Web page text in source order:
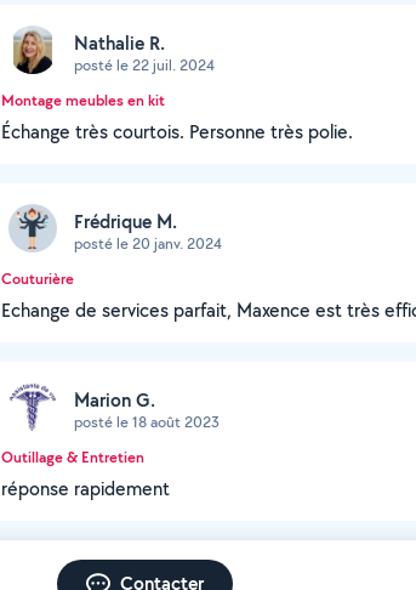
Nathalie R.
posté le 22 juil. 2024
Montage meubles en kit
Échange très courtois. Personne très polie.
Frédrique M.
posté le 20 janv. 2024
Couturière
Echange de services parfait, Maxence est très
Marion G.
posté le 18 août 2023
Outillage & Entretien
réponse rapidement
Contacter